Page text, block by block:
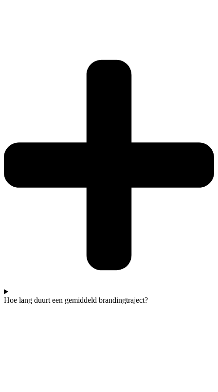
Hoe lang duurt een gemiddeld brandingtraject?